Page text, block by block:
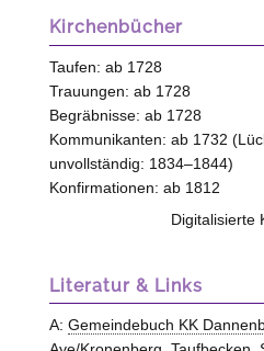
Kirchenbücher
Taufen: ab 1728
Trauungen: ab 1728
Begräbnisse: ab 1728
Kommunikanten: ab 1732
unvollständig: 1834–1844)
Konfirmationen: ab 1812
Digitalisierte
Literatur & Links
A: Gemeindebuch KK